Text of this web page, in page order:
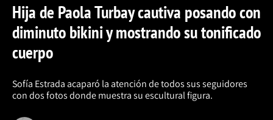
Hija de Paola Turbay cautiva posando con
diminuto bikini y mostrando su tonificado
cuerpo
Sofía Estrada acaparó la atención de todos sus seguidores
con dos fotos donde muestra su escultural figura.